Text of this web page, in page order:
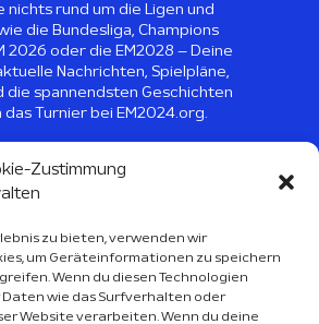
Zustimmung
zu bieten, verwenden wir
um Geräteinformationen zu speichern
Wenn du diesen Technologien
wie das Surfverhalten oder
Website verarbeiten. Wenn du deine
nichts rund um die Ligen und
die Bundesliga, Champions
2026 oder die EM2028 – Deine
Nachrichten, Spielpläne,
die spannendsten Geschichten
das Turnier bei EM2024.org.
EM2024 - Alle Rechte
vorbehalten
Sport Kalender 2026
Über Uns